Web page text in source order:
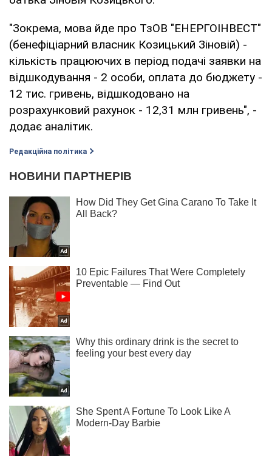
"Зокрема, мова йде про ТзОВ "ЕНЕРГОІНВЕСТ"
(бенефіціарний власник Козицький Зіновій) -
кількість працюючих в період подачі заявки на
відшкодування - 2 особи, оплата до бюджету -
12 тис. гривень, відшкодовано на
розрахунковий рахунок - 12,31 млн гривень", -
додає аналітик.
Редакційна політика